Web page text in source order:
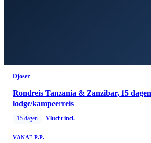
Djoser
Rondreis Tanzania & Zanzibar, 15 dagen
lodge/kampeerreis
15 dagen Vlucht incl.
VANAF P.P.